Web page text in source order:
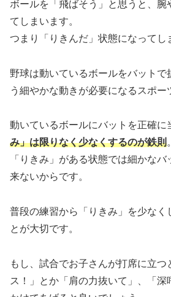
ボールを「飛ばそう」と思うと、腕
てしまいます。
つまり「りきんだ」状態になってし
野球は動いているボールをバットで
う細やかな動きが必要になるスポー
動いているボールにバットを正確に
み」は限りなく少なくするのが鉄則。
「りきみ」がある状態では細かな
来ないからです。
普段の練習から「りきみ」を少なく
とが大切です。
もし、試合でお子さんが打席に立つ
ス！」とか「肩の力抜いて」、「深